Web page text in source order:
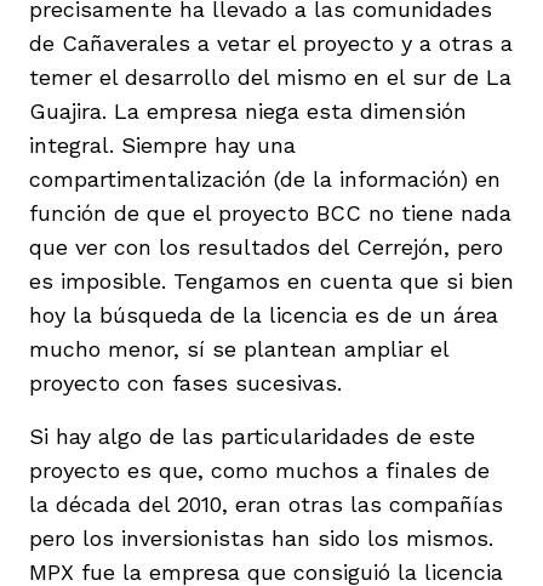
precisamente ha llevado a las comunidades
de Cañaverales a vetar el proyecto y a otras a
temer el desarrollo del mismo en el sur de La
Guajira. La empresa niega esta dimensión
integral. Siempre hay una
compartimentalización (de la información) en
función de que el proyecto BCC no tiene nada
que ver con los resultados del Cerrejón, pero
es imposible. Tengamos en cuenta que si bien
hoy la búsqueda de la licencia es de un área
mucho menor, sí se plantean ampliar el
proyecto con fases sucesivas.
Si hay algo de las particularidades de este
proyecto es que, como muchos a finales de
la década del 2010, eran otras las compañías
pero los inversionistas han sido los mismos.
MPX fue la empresa que consiguió la licencia